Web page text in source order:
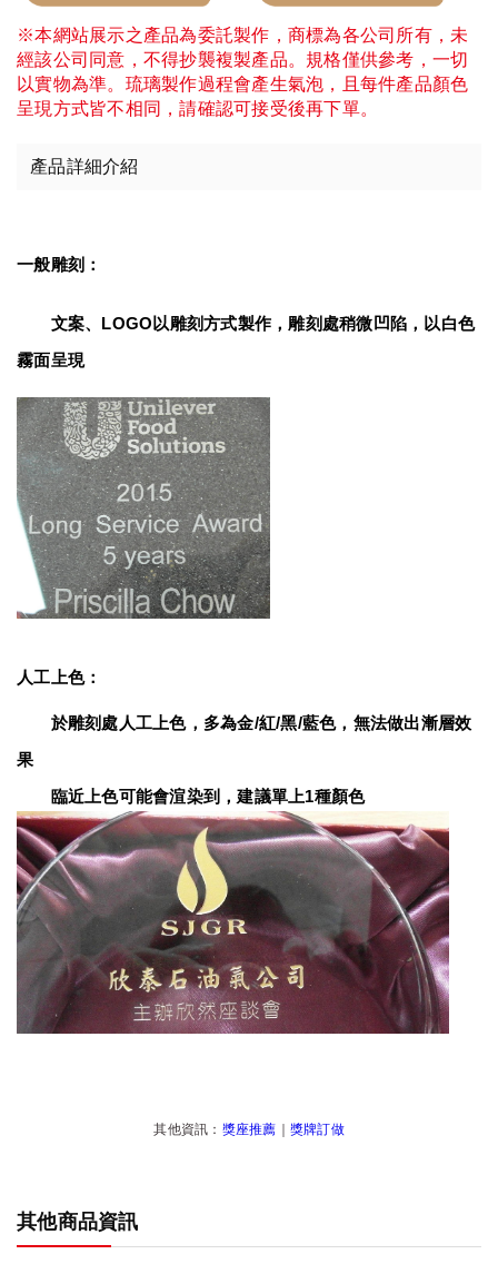
※本網站展示之產品為委託製作，商標為各公司所有，未
經該公司同意，不得抄襲複製產品。規格僅供參考，一切
以實物為準。琉璃製作過程會產生氣泡，且每件產品顏色
呈現方式皆不相同，請確認可接受後再下單。
產品詳細介紹
一般雕刻：
文案、LOGO以雕刻方式製作，雕刻處稍微凹陷，以白色
霧面呈現
人工上色：
於雕刻處人工上色，多為金/紅/黑/藍色，無法做出漸層效
果
臨近上色可能會渲染到，建議單上1種顏色
其他資訊： 獎座推薦 ｜ 獎牌訂做
其他商品資訊